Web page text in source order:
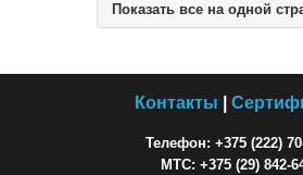
Показать все на одной
Контакты
Телефон: +375 (222)
МТС: +375 (29) 842-